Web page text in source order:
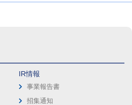
IR情報
事業報告書
招集通知